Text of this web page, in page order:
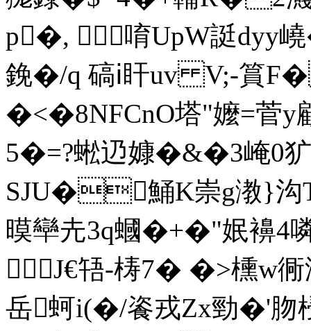
p�, 唷UpW誔dyy嶢
鋔� /q 碻ⅰ盰uv V;-篔
�<�8NFCnO塔"嬤=菅y
5�=?蜙辸嫝�&�3崦0犷
SJU�鯒K崇g漖}沟
暯卛圥3q蟈�+�"姄襣4
J€啎-梼7� �>櫄w
岳蚵i(�/餈戎Zx勁�'肳